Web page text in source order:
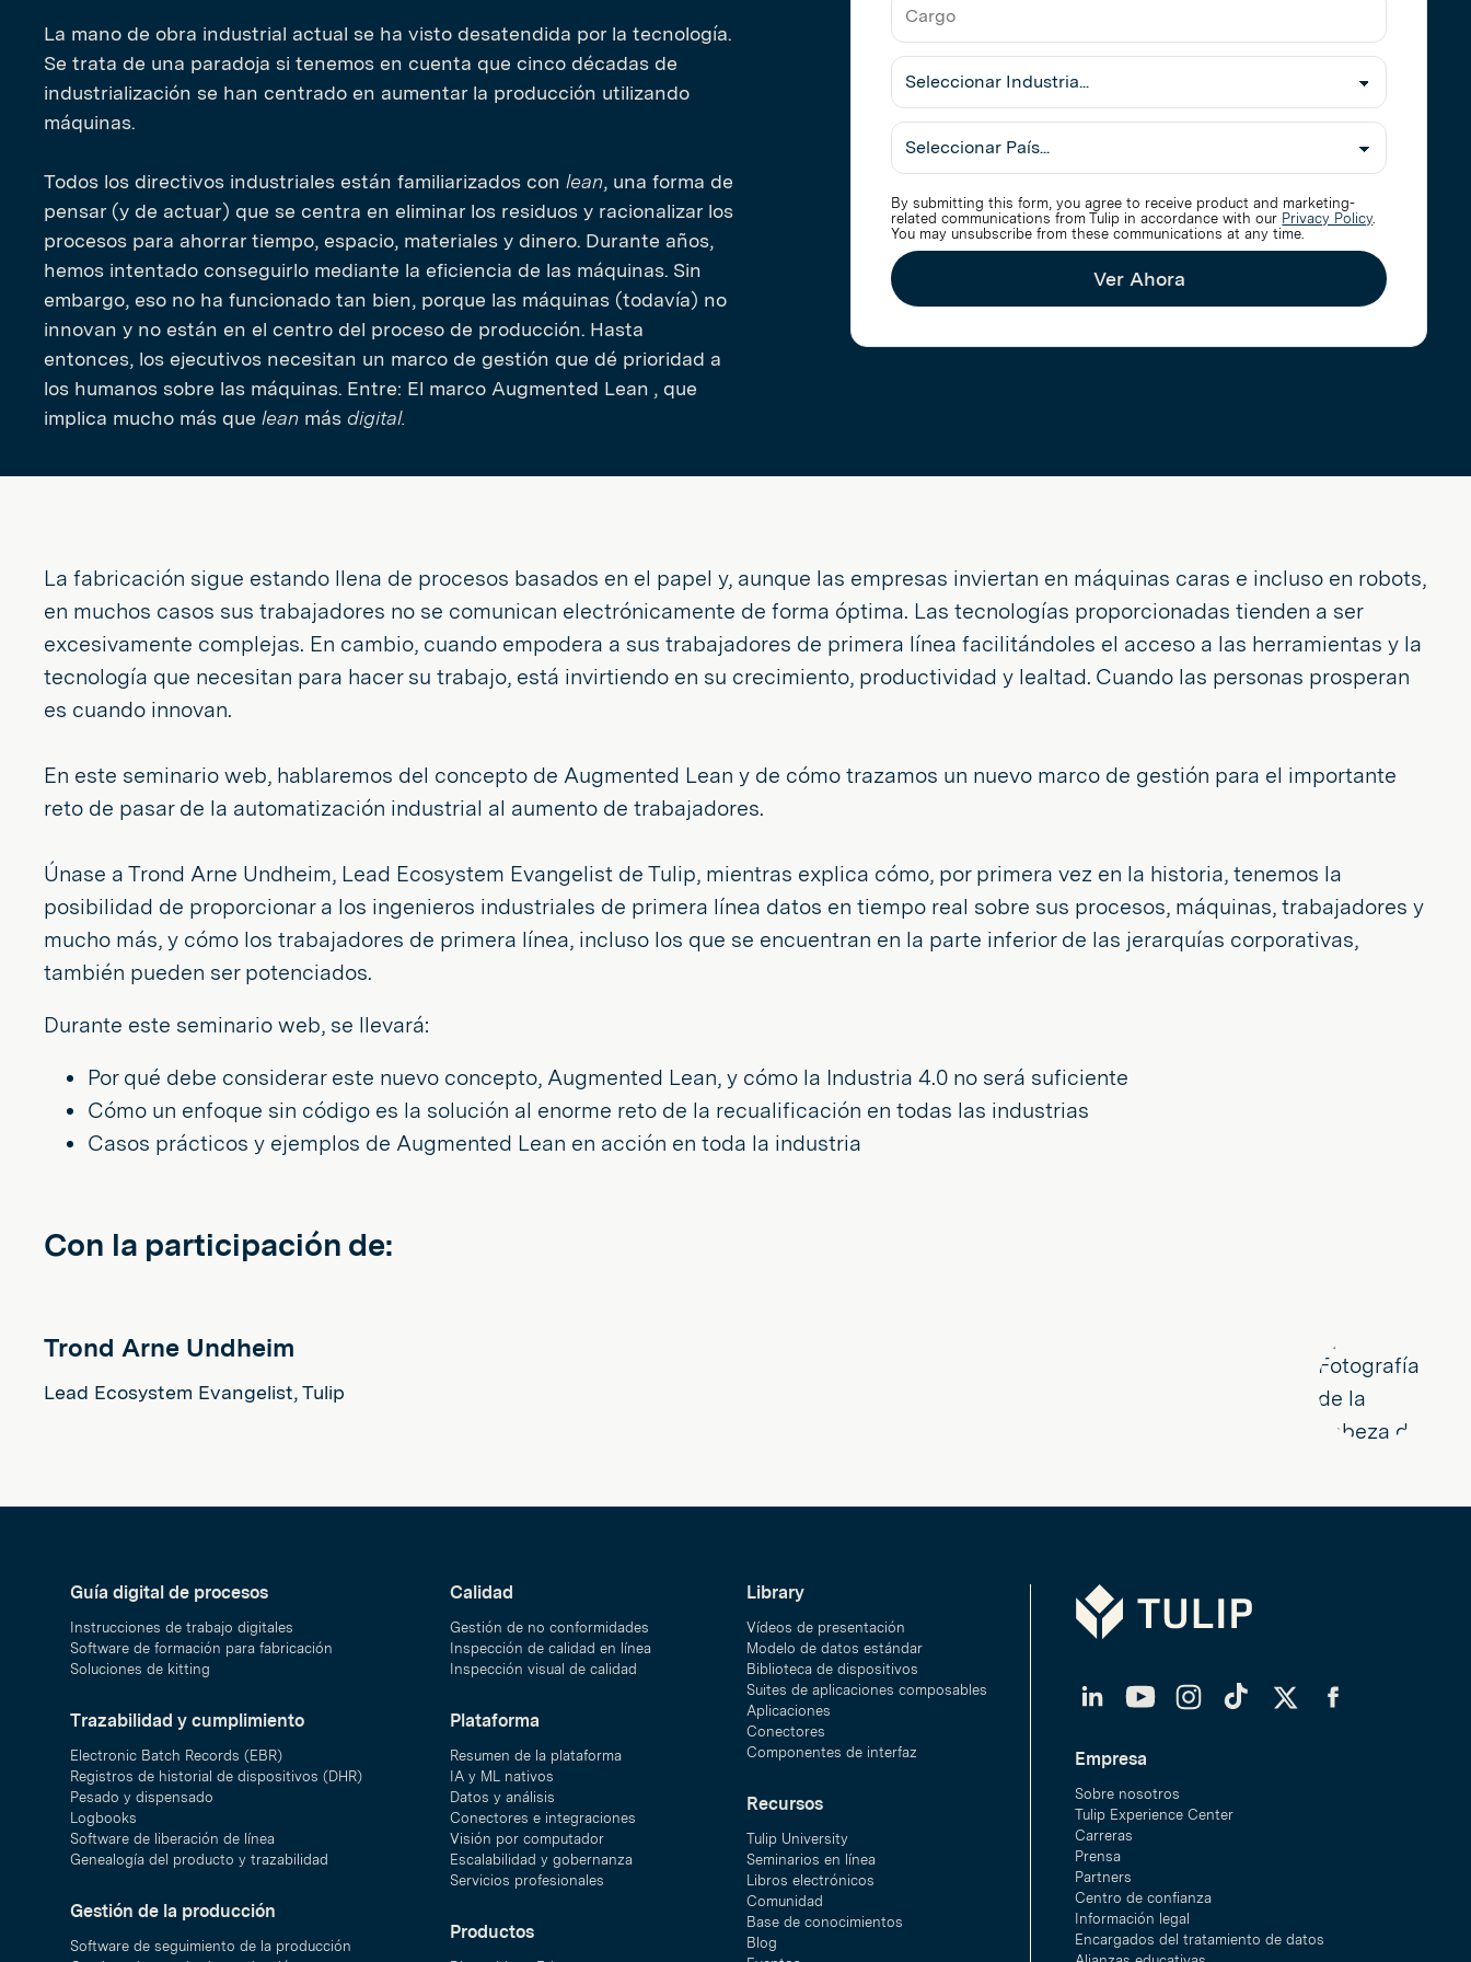
de
la
Empresa
Cargo
Seleccionar
Industria
By submitting this form, you agree to receive product and marketing-
related communications from Tulip in accordance with our Privacy Policy.
You may unsubscribe from these communications at any time.
Ver Ahora
La mano de obra industrial actual se ha visto desatendida por la tecnología.
Se trata de una paradoja si tenemos en cuenta que cinco décadas de
industrialización se han centrado en aumentar la producción utilizando
máquinas.
Todos los directivos industriales están familiarizados con lean, una forma de
pensar (y de actuar) que se centra en eliminar los residuos y racionalizar los
procesos para ahorrar tiempo, espacio, materiales y dinero. Durante años,
hemos intentado conseguirlo mediante la eficiencia de las máquinas. Sin
embargo, eso no ha funcionado tan bien, porque las máquinas (todavía) no
innovan y no están en el centro del proceso de producción. Hasta
entonces, los ejecutivos necesitan un marco de gestión que dé prioridad a
los humanos sobre las máquinas. Entre: El marco Augmented Lean , que
implica mucho más que lean más digital.
La fabricación sigue estando llena de procesos basados en el papel y, aunque las empresas inviertan en máquinas caras e incluso en robots,
en muchos casos sus trabajadores no se comunican electrónicamente de forma óptima. Las tecnologías proporcionadas tienden a ser
excesivamente complejas. En cambio, cuando empodera a sus trabajadores de primera línea facilitándoles el acceso a las herramientas y la
tecnología que necesitan para hacer su trabajo, está invirtiendo en su crecimiento, productividad y lealtad. Cuando las personas prosperan
es cuando innovan.
En este seminario web, hablaremos del concepto de Augmented Lean y de cómo trazamos un nuevo marco de gestión para el importante
reto de pasar de la automatización industrial al aumento de trabajadores.
Únase a Trond Arne Undheim, Lead Ecosystem Evangelist de Tulip, mientras explica cómo, por primera vez en la historia, tenemos la
posibilidad de proporcionar a los ingenieros industriales de primera línea datos en tiempo real sobre sus procesos, máquinas, trabajadores y
mucho más, y cómo los trabajadores de primera línea, incluso los que se encuentran en la parte inferior de las jerarquías corporativas,
también pueden ser potenciados.
Durante este seminario web, se llevará:
Por qué debe considerar este nuevo concepto, Augmented Lean, y cómo la Industria 4.0 no será suficiente
Cómo un enfoque sin código es la solución al enorme reto de la recualificación en todas las industrias
Casos prácticos y ejemplos de Augmented Lean en acción en toda la industria
Con la participación de:
Trond Arne Undheim
Lead Ecosystem Evangelist, Tulip
Guía digital de procesos
Instrucciones de trabajo digitales
Software de formación para fabricación
Soluciones de kitting
Trazabilidad y cumplimiento
Electronic Batch Records (EBR)
Registros de historial de dispositivos (DHR)
Pesado y dispensado
Logbooks
Software de liberación de línea
Genealogía del producto y trazabilidad
Gestión de la producción
Software de seguimiento de la producción
Calidad
Gestión de no conformidades
Inspección de calidad en línea
Inspección visual de calidad
Plataforma
Resumen de la plataforma
IA y ML nativos
Datos y análisis
Conectores e integraciones
Visión por computador
Escalabilidad y gobernanza
Servicios profesionales
Productos
Library
Vídeos de presentación
Modelo de datos estándar
Biblioteca de dispositivos
Suites de aplicaciones composables
Aplicaciones
Conectores
Componentes de interfaz
Recursos
Tulip University
Seminarios en línea
Libros electrónicos
Comunidad
Base de conocimientos
Blog
Tulip
LinkedInYouTubeInstagramTikTokTwitterFacebook
Empresa
Sobre nosotros
Tulip Experience Center
Carreras
Prensa
Partners
Centro de confianza
Información legal
Encargados del tratamiento de datos